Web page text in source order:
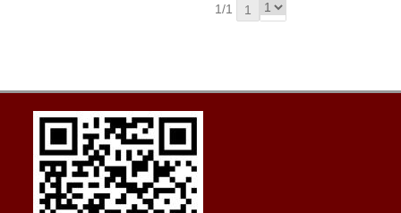
1/1 1